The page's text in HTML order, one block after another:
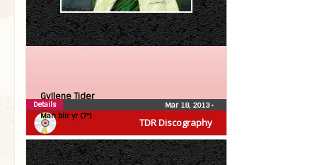
TDR Discography
Gyllene Tider
Man blir yr (7″)
Mar 18, 2013•
Details